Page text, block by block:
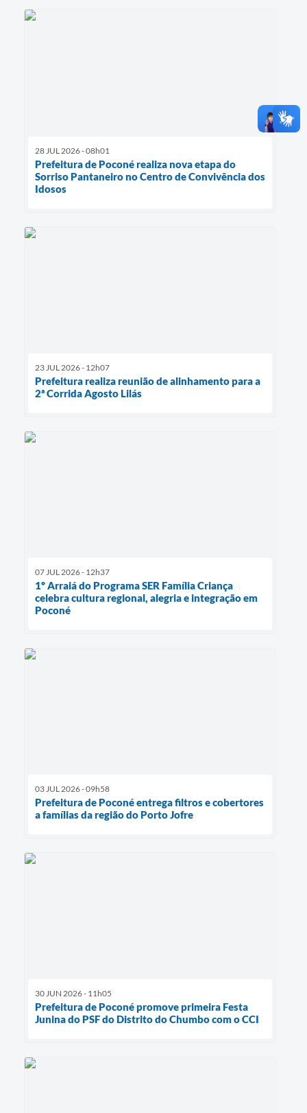
28 JUL 2026 - 08h01
Prefeitura de Poconé realiza nova etapa do
Sorriso Pantaneiro no Centro de Convivência dos
Idosos
23 JUL 2026 - 12h07
Prefeitura realiza reunião de alinhamento para a
2ª Corrida Agosto Lilás
07 JUL 2026 - 12h37
1º Arraiá do Programa SER Família Criança
celebra cultura regional, alegria e integração em
Poconé
03 JUL 2026 - 09h58
Prefeitura de Poconé entrega filtros e cobertores
a famílias da região do Porto Jofre
30 JUN 2026 - 11h05
Prefeitura de Poconé promove primeira Festa
Junina do PSF do Distrito do Chumbo com o CCI